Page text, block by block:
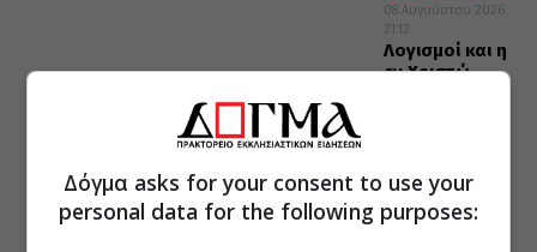
08 Αυγούστου 2026
21:12
Λογισμοί και η
εν Χριστώ
Δόγμα asks for your consent to use your
personal data for the following purposes: